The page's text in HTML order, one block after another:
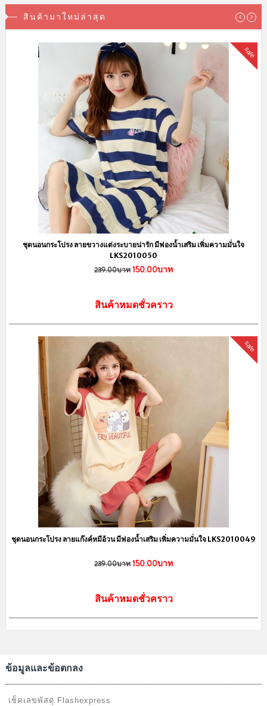
สินค้ามาใหม่ล่าสุด
sale
ชุดนอนกระโปรง ลายขวางแต่งระบายน่ารัก มีฟองน้ำเสริม เพิ่มความมั่นใจ
LKS2010050
239.00บาท150.00บาท
สินค้าหมดชั่วคราว
sale
ชุดนอนกระโปรง ลายแก๊งค์หมีอ้วน มีฟองน้ำเสริม เพิ่มความมั่นใจ LKS2010049
239.00บาท150.00บาท
สินค้าหมดชั่วคราว
ข้อมูลและข้อตกลง
เช็คเลขพัสดุ Flashexpress